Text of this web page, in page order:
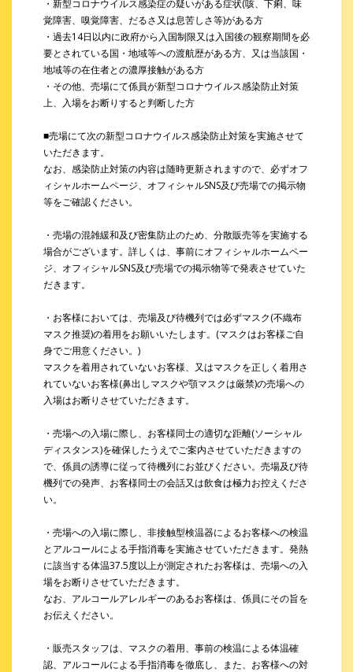
・新型コロナウイルス感染症の疑いがある症状(咳、下痢、味
覚障害、嗅覚障害、だるさ又は息苦しさ等)がある方
・過去14日以内に政府から入国制限又は入国後の観察期間を必
要とされている国・地域等への渡航歴がある方、又は当該国・
地域等の在住者との濃厚接触がある方
・その他、売場にて係員が新型コロナウイルス感染防止対策
上、入場をお断りすると判断した方
■売場にて次の新型コロナウイルス感染防止対策を実施させて
いただきます。
なお、感染防止対策の内容は随時更新されますので、必ずオフ
ィシャルホームページ、オフィシャルSNS及び売場での掲示物
等をご確認ください。
・売場の混雑緩和及び密集防止のため、分散販売等を実施する
場合がございます。詳しくは、事前にオフィシャルホームペー
ジ、オフィシャルSNS及び売場での掲示物等で発表させていた
だきます。
・お客様においては、売場及び待機列では必ずマスク(不織布
マスク推奨)の着用をお願いいたします。(マスクはお客様ご自
身でご用意ください。)
マスクを着用されていないお客様、又はマスクを正しく着用さ
れていないお客様(鼻出しマスクや顎マスクは厳禁)の売場への
入場はお断りさせていただきます。
・売場への入場に際し、お客様同士の適切な距離(ソーシャル
ディスタンス)を確保したうえでご案内させていただきますの
で、係員の誘導に従って待機列にお並びください。売場及び待
機列での発声、お客様同士の会話又は飲食は極力お控えくださ
い。
・売場への入場に際し、非接触型検温器によるお客様への検温
とアルコールによる手指消毒を実施させていただきます。発熱
に該当する体温37.5度以上が測定されたお客様は、売場への入
場をお断りさせていただきます。
なお、アルコールアレルギーのあるお客様は、係員にその旨を
お伝えください。
・販売スタッフは、マスクの着用、事前の検温による体温確
認、アルコールによる手指消毒を徹底し、また、お客様への対